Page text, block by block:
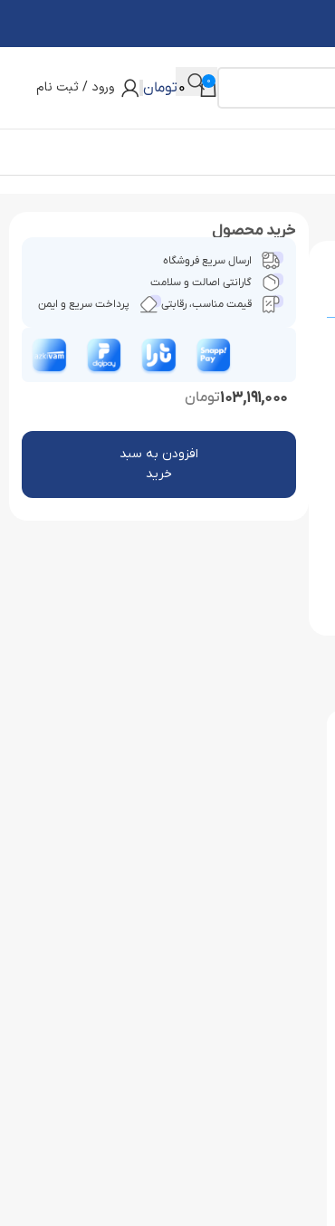
0
0تومان ورود / ثبت نام
خرید محصول
ارسال سریع فروشگاه
گارانتی اصالت و سلامت
قیمت مناسب، رقابتی
پرداخت سریع و ایمن
103,191,000تومان
افزودن به سبد
خرید